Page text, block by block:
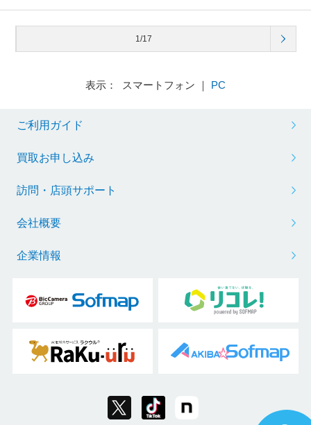
1/17
表示： スマートフォン ｜ PC
ご利用ガイド
買取お申し込み
訪問・店頭サポート
会社概要
企業情報